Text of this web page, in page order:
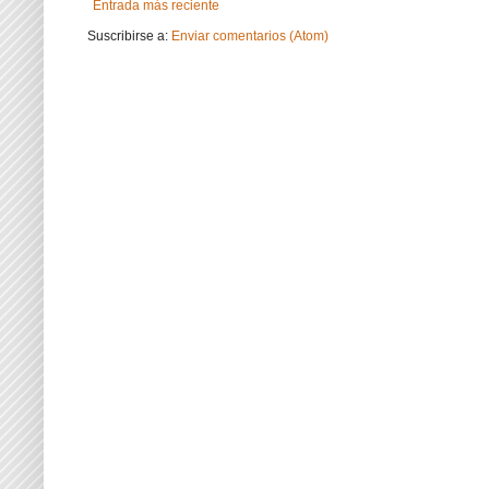
Entrada más reciente
Suscribirse a: Enviar comentarios (Atom)